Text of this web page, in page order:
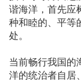
谐海洋，首先应
种和睦的、平等
处。
当前畅行我国的
洋的统治者自居